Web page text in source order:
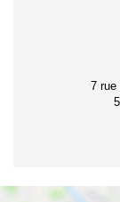
7 rue